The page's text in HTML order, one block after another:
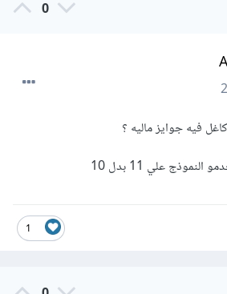
0
فيه جوايز ماليه ؟
علي 11 بدل 10
1